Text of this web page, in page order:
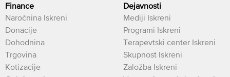
Finance
Naročnina Iskreni
Donacije
Dohodnina
Trgovina
Kotizacije
Dejavnosti
Mediji Iskreni
Programi Iskreni
Terapevtski center Iskreni
Skupnost Iskreni
Založba Iskreni